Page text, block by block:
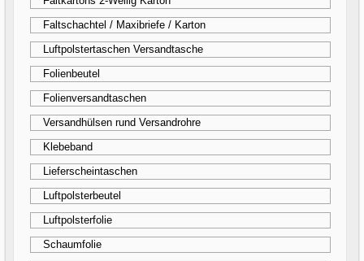
Faltschachtel / Maxibriefe / Karton
Luftpolstertaschen Versandtasche
Folienbeutel
Folienversandtaschen
Versandhülsen rund Versandrohre
Klebeband
Lieferscheintaschen
Luftpolsterbeutel
Luftpolsterfolie
Schaumfolie